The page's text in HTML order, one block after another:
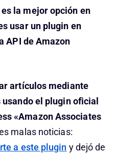
la mejor opción en
usar un plugin en
API de Amazon
artículos mediante
el plugin oficial
«Amazon Associates
malas noticias:
a este plugin y dejó de